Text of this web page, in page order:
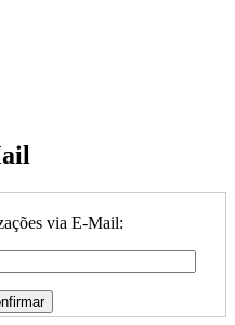
via E-Mail: